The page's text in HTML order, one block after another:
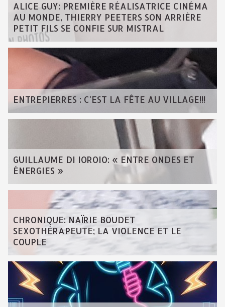
ALICE GUY: PREMIÈRE RÉALISATRICE CINÉMA
AU MONDE, THIERRY PEETERS SON ARRIÈRE
PETIT FILS SE CONFIE SUR MISTRAL
ENTREPIERRES : C'EST LA FÊTE AU VILLAGE!!!
GUILLAUME DI IOROIO: « ENTRE ONDES ET
ÉNERGIES »
CHRONIQUE: NAÏRIE BOUDET
SEXOTHÉRAPEUTE; LA VIOLENCE ET LE
COUPLE